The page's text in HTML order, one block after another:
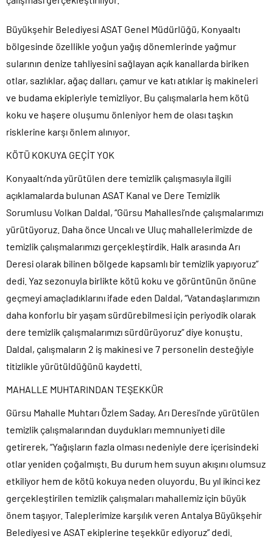
Büyükşehir Belediyesi ASAT Genel Müdürlüğü, Konyaaltı
bölgesinde özellikle yoğun yağış dönemlerinde yağmur
sularının denize tahliyesini sağlayan açık kanallarda biriken
otlar, sazlıklar, ağaç dalları, çamur ve katı atıklar iş makineleri
ve budama ekipleriyle temizliyor. Bu çalışmalarla hem kötü
koku ve haşere oluşumu önleniyor hem de olası taşkın
risklerine karşı önlem alınıyor.
KÖTÜ KOKUYA GEÇİT YOK
Konyaaltı’nda yürütülen dere temizlik çalışmasıyla ilgili
açıklamalarda bulunan ASAT Kanal ve Dere Temizlik
Sorumlusu Volkan Daldal, “Gürsu Mahallesi’nde çalışmalarımızı
yürütüyoruz. Daha önce Uncalı ve Uluç mahallelerimizde de
temizlik çalışmalarımızı gerçekleştirdik. Halk arasında Arı
Deresi olarak bilinen bölgede kapsamlı bir temizlik yapıyoruz”
dedi. Yaz sezonuyla birlikte kötü koku ve görüntünün önüne
geçmeyi amaçladıklarını ifade eden Daldal, “Vatandaşlarımızın
daha konforlu bir yaşam sürdürebilmesi için periyodik olarak
dere temizlik çalışmalarımızı sürdürüyoruz” diye konuştu.
Daldal, çalışmaların 2 iş makinesi ve 7 personelin desteğiyle
titizlikle yürütüldüğünü kaydetti.
MAHALLE MUHTARINDAN TEŞEKKÜR
Gürsu Mahalle Muhtarı Özlem Saday, Arı Deresi’nde yürütülen
temizlik çalışmalarından duydukları memnuniyeti dile
getirerek, “Yağışların fazla olması nedeniyle dere içerisindeki
otlar yeniden çoğalmıştı. Bu durum hem suyun akışını olumsuz
etkiliyor hem de kötü kokuya neden oluyordu. Bu yıl ikinci kez
gerçekleştirilen temizlik çalışmaları mahallemiz için büyük
önem taşıyor. Taleplerimize karşılık veren Antalya Büyükşehir
Belediyesi ve ASAT ekiplerine teşekkür ediyoruz” dedi.